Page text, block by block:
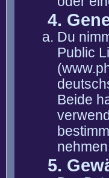
4.
Du
Public
Beide
5.